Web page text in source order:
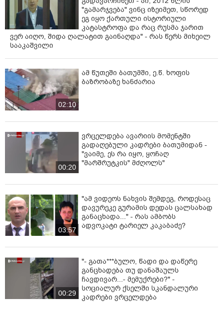
"გამარჯვება" ვინც იზეიმეთ, სწორედ
ეგ იყო ქართული ისტორიული
კატასტროფა და რაც რუსმა ჯარით
ვერ აიღო, შიდა ღალატით გაინაღდა" - რას წერს მიხეილ
სააკაშვილი
02:10
ამ წუთეში ბათუმში, ე.წ. ხოფის
ბაზრობაზე ხანძარია
00:20
ვრცელდება ავარიის მომენტში
გადაღებული კადრები ბათუმიდან -
"ვაიმე, ეს რა იყო, ყოჩაღ
"მარშრუტკის" მძღოლს"
03:57
"ამ ვიდეოს ნახვის შემდეგ, როდესაც
დავურეკე გურამის დედას ცალსახად
განაცხადა..." - რას ამბობს
ადვოკატი ტარიელ კაკაბაძე?
00:29
"- გათა***ბულო, წადი და დაწერე
განცხადება თუ დანაშაულს
ჩავდივარ...- მემუქრები?" -
სოციალურ ქსელში სკანდალური
კადრები ვრცელდება